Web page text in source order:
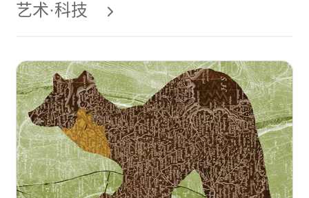
艺术·科技